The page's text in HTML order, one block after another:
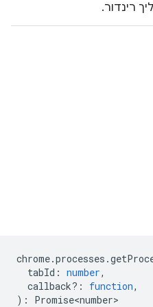
רינדור.
chrome.processes .
tabId : number,
callback? : function,
) : Promise<number>